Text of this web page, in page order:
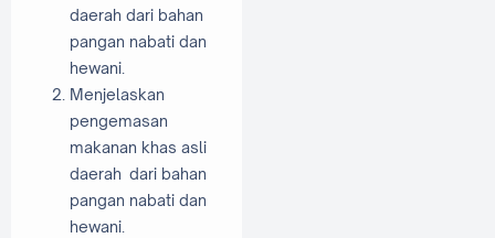
daerah dari bahan
pangan nabati dan
hewani.
Menjelaskan
pengemasan
makanan khas asli
daerah dari bahan
pangan nabati dan
hewani.